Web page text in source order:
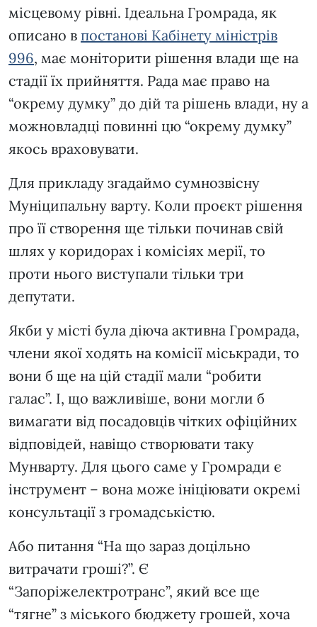
місцевому рівні. Ідеальна Громрада, як
описано в постанові Кабінету міністрів
996, має моніторити рішення влади ще на
стадії їх прийняття. Рада має право на
“окрему думку” до дій та рішень влади, ну а
можновладці повинні цю “окрему думку”
якось враховувати.
Для прикладу згадаймо сумнозвісну
Муніципальну варту. Коли проєкт рішення
про її створення ще тільки починав свій
шлях у коридорах і комісіях мерії, то
проти нього виступали тільки три
депутати.
Якби у місті була діюча активна Громрада,
члени якої ходять на комісії міськради, то
вони б ще на цій стадії мали “робити
галас”. І, що важливіше, вони могли б
вимагати від посадовців чітких офіційних
відповідей, навіщо створювати таку
Мунварту. Для цього саме у Громради є
інструмент – вона може ініціювати окремі
консультації з громадськістю.
Або питання “На що зараз доцільно
витрачати гроші?”. Є
“Запоріжелектротранс”, який все ще
“тягне” з міського бюджету грошей, хоча